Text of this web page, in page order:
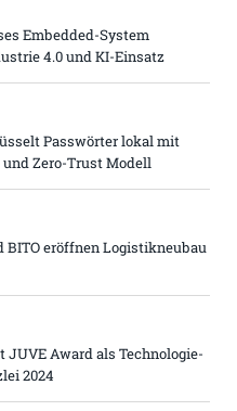
Embedded-System
4.0 und KI-Einsatz
Passwörter lokal mit
Zero-Trust Modell
BITO eröffnen Logistikneubau
Award als Technologie-
2024